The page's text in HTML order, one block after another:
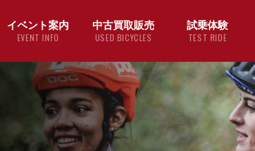
イベント案内
EVENT INFO
中古買取販売
USED BICYCLES
試乗体験
TEST RIDE